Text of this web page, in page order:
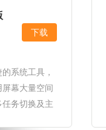
下载
系统工具，
幕大量空间
务切换及主